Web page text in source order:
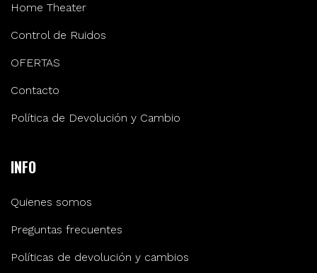
Home Theater
Control de Ruidos
OFERTAS
Contacto
Política de Devolución y Cambio
INFO
Quienes somos
Preguntas frecuentes
Políticas de devolución y cambios